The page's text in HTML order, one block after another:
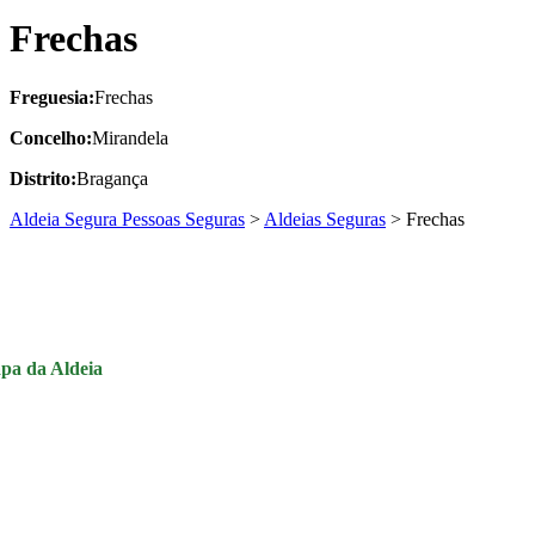
Frechas
Freguesia:Frechas
Concelho:Mirandela
Distrito:Bragança
Aldeia Segura Pessoas Seguras > Aldeias Seguras > Frechas
da Aldeia